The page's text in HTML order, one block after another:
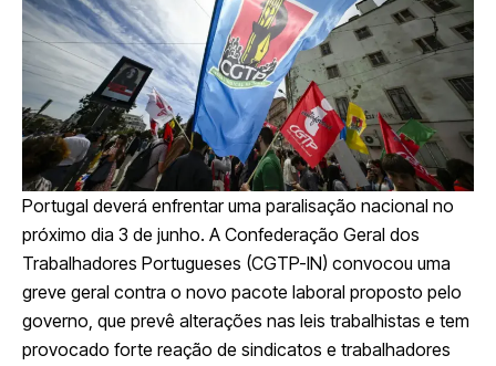
Portugal deverá enfrentar uma paralisação nacional no
próximo dia 3 de junho. A Confederação Geral dos
Trabalhadores Portugueses (CGTP-IN) convocou uma
greve geral contra o novo pacote laboral proposto pelo
governo, que prevê alterações nas leis trabalhistas e tem
provocado forte reação de sindicatos e trabalhadores